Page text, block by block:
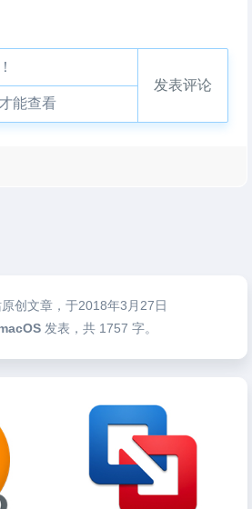
能查看
发表评论
创文章，于2018年3月27日
发表，共 1757 字。